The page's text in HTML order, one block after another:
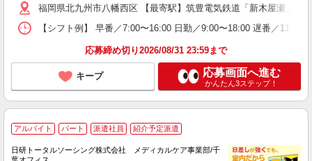
福岡県北九州市八幡西区 【最寄駅】筑豊電気鉄道「新木屋瀬」
【シフト例】 早番／7:00〜16:00 日勤／9:00〜18:00 遅番／
応募締め切り2026/08/31 23:59まで
キープ 応募画面へ進む
かんたん3ステップ！
アルバイト パート 派遣社員 紹介予定派遣
日研トータルソーシング株式会社 メディカルケア事業部/千